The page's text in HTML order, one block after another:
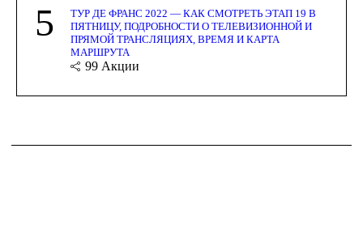
5
ТУР ДЕ ФРАНС 2022 — КАК СМОТРЕТЬ ЭТАП 19 В
ПЯТНИЦУ, ПОДРОБНОСТИ О ТЕЛЕВИЗИОННОЙ И
ПРЯМОЙ ТРАНСЛЯЦИЯХ, ВРЕМЯ И КАРТА
МАРШРУТА
99 Акции